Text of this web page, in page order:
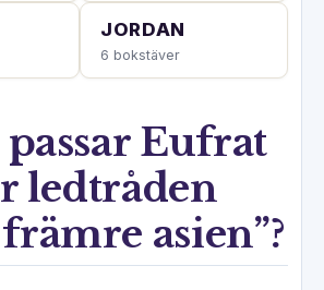
JORDAN
6 bokstäver
Eufrat
ledtråden
asien”?